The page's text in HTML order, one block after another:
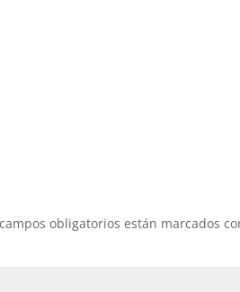
obligatorios están marcados